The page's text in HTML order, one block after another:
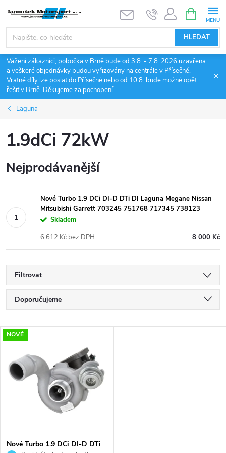
obsah
HLEDAT
NÁKUPNÍ
KOŠÍK
Vážení zákazníci, pobočka v Brně bude od 3.8. - 7.8. 2026 uzavřena
a veškeré objednávky budou vyřizovány na centrále v Přísečné.
Vratné díly lze poslat do Přísečné nebo od 10.8. bude možné opět
řešit v Brně. Děkujeme za pochopení.
Laguna
1.9dCi 72kW
Nejprodávanější
Nové Turbo 1.9 DCi DI-D DTi DI Laguna Megane Nissan
Mitsubishi Garrett 703245 751768 717345 738123
Skladem
8 000 Kč
6 612 Kč bez DPH
Filtrovat
Ř
a
e
Doporučujeme
Nejdražší
Nejprodávanější
Abecedně
V
ý
p
s
NOVÉ
Nové Turbo 1.9 DCi DI-D DTi